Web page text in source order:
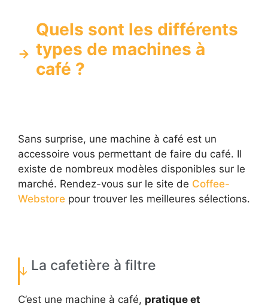
Quels sont les différents
types de machines à
café ?
Sans surprise, une machine à café est un
accessoire vous permettant de faire du café. Il
existe de nombreux modèles disponibles sur le
marché. Rendez-vous sur le site de Coffee-
Webstore pour trouver les meilleures sélections.
La cafetière à filtre
C’est une machine à café, pratique et